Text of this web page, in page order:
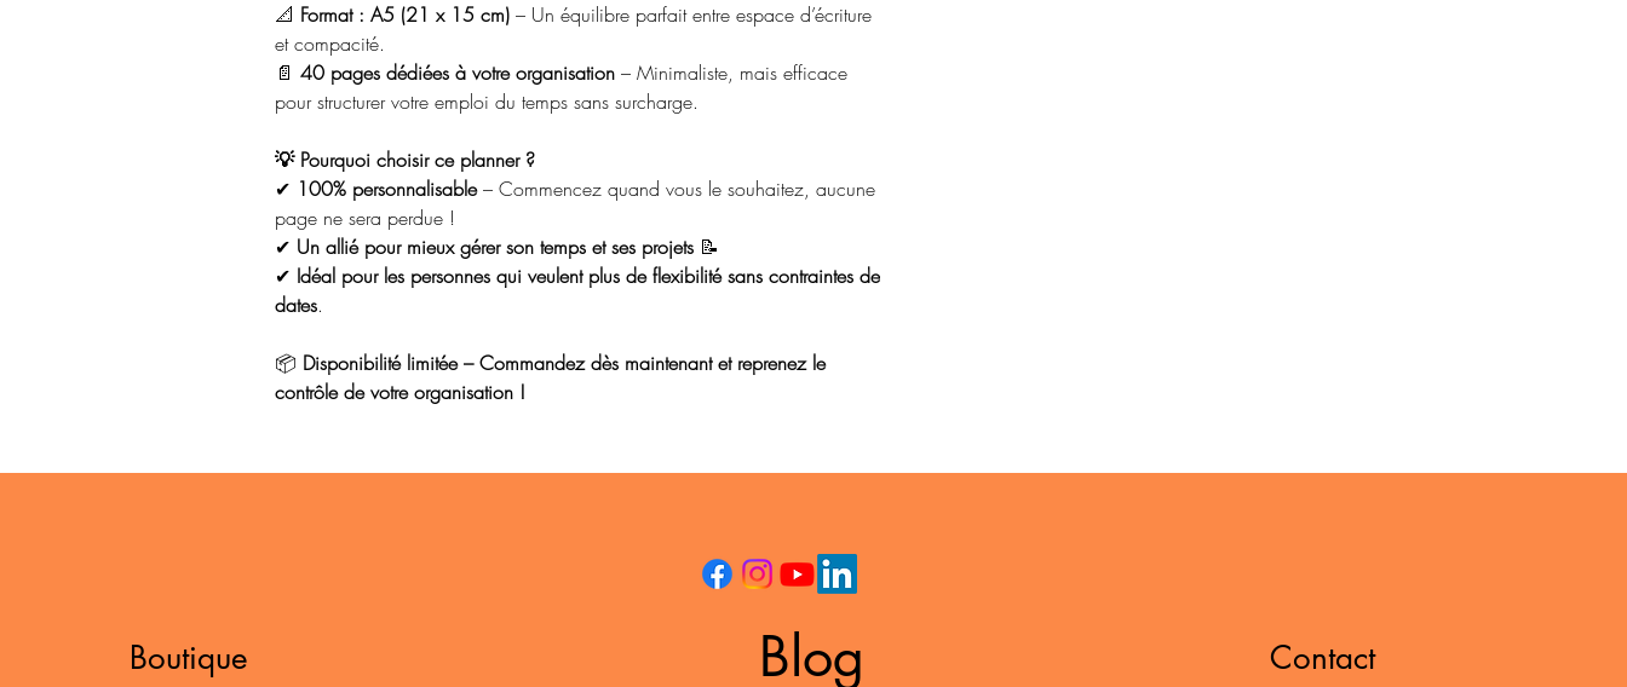
📐 Format : A5 (21 x 15 cm) – Un équilibre parfait entre espace d’écriture
et compacité.
📄 40 pages dédiées à votre organisation – Minimaliste, mais efficace
pour structurer votre emploi du temps sans surcharge.
💡 Pourquoi choisir ce planner ?
✔ 100% personnalisable– Commencez quand vous le souhaitez, aucune
page ne sera perdue !
✔ Un allié pour mieux gérer son temps et ses projets 📝
✔ Idéal pour les personnes qui veulent plus de flexibilité sans contraintes de
dates.
📦 Disponibilité limitée – Commandez dès maintenant et reprenez le
contrôle de votre organisation !
Boutique Blog Contact